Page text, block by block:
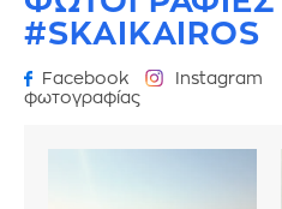
#SKAIKAIROS
Facebook Instagram
φωτογραφίας